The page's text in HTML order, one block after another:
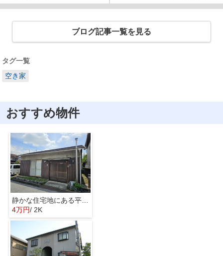
ブログ記事一覧を見る
タグ一覧
空き家
おすすめ物件
静かな住宅地にある平屋借家
4万円/ 2K